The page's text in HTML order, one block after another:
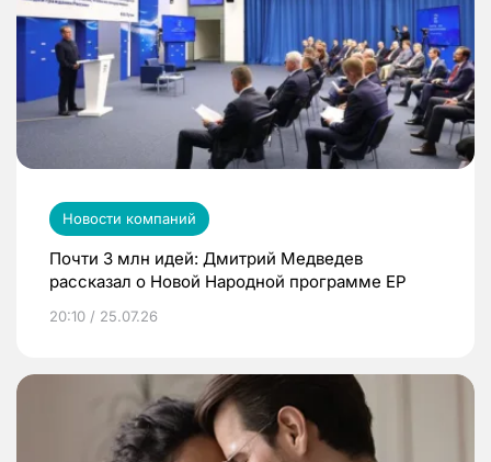
Новости компаний
Почти 3 млн идей: Дмитрий Медведев
рассказал о Новой Народной программе ЕР
20:10 / 25.07.26